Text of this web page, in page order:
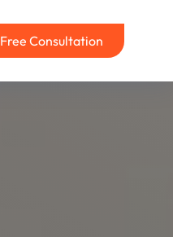
Free Consultation